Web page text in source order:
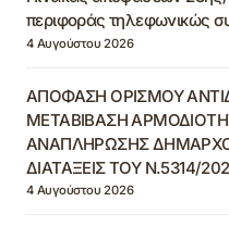
περιφοράς τηλεφωνικώς
4 Αυγούστου 2026
ΑΠΟΦΑΣΗ ΟΡΙΣΜΟΥ
ΜΕΤΑΒΙΒΑΣΗ
ΑΝΑΠΛΗΡΩΣΗΣ
ΔΙΑΤΑΞΕΙΣ ΤΟΥ Ν.5314/
4 Αυγούστου 2026